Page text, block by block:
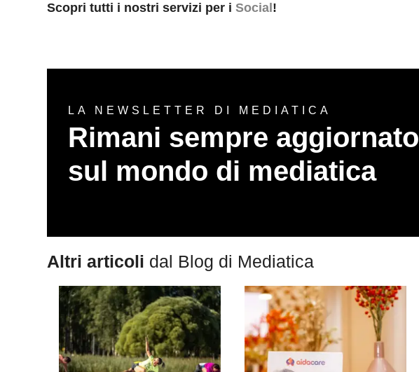
Scopri tutti i nostri servizi per i Social !
LA NEWSLETTER DI MEDIATICA
Rimani sempre aggiornato
sul mondo di mediatica
Altri articoli dal Blog di Mediatica